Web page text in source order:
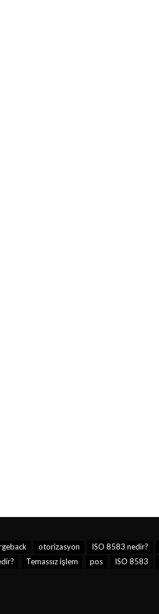
otorizasyon ISO 8583 nedir?
Temassız işlem pos ISO 8583